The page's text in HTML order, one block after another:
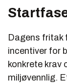
Dagens fritak
incentiver for
konkrete krav
miljøvennlig.